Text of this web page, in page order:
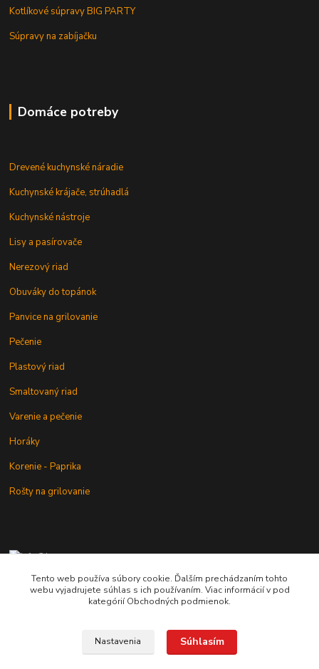
Kotlíkové súpravy BIG PARTY
Súpravy na zabíjačku
Domáce potreby
Drevené kuchynské náradie
Kuchynské krájače, strúhadlá
Kuchynské nástroje
Lisy a pasírovače
Nerezový riad
Obuváky do topánok
Panvice na grilovanie
Pečenie
Plastový riad
Smaltovaný riad
Varenie a pečenie
Horáky
Korenie - Paprika
Rošty na grilovanie
+421 902 212 007
od 8:00 - do 16:00 hod
Tento web používa súbory cookie. Ďalším prechádzaním tohto
webu vyjadrujete súhlas s ich používaním. Viac informácií v pod
kategórií Obchodných podmienok.
Nastavenia Súhlasím